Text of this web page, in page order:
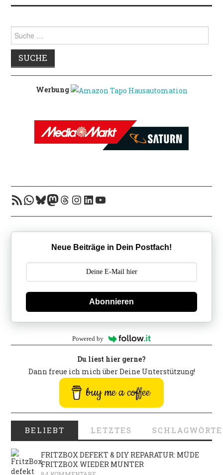
nach:
Werbung
RSS-FeedWhatsApp
Bluesky
Mastodon
Threads
Instagram
LinkedIn
YouTube
Neue Beiträge in Dein Postfach!
Abonnieren
Powered by
Du liest hier gerne?
Dann freue ich mich über Deine Unterstützung!
buy me a coffee
BELIEBT LETZTES
FRITZBOX DEFEKT & DIY REPARATUR: MÜDE
FRITZBOX WIEDER MUNTER